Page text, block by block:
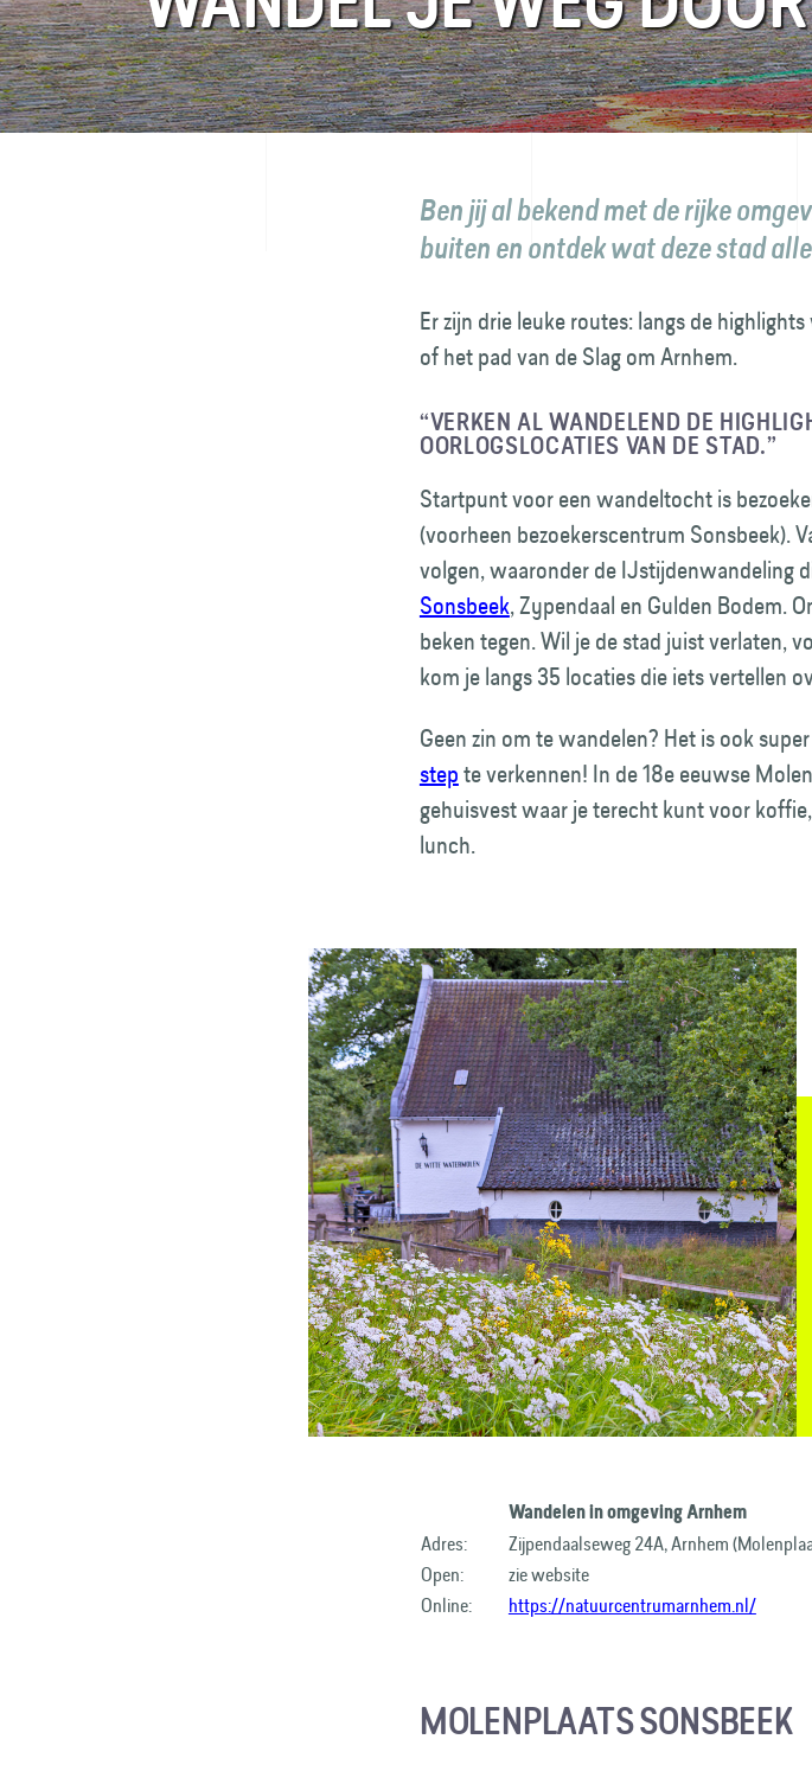
FAQ
Ben jij al bekend met de rijke
buiten en ontdek wat deze stad
Er zijn drie leuke routes: langs de
of het pad van de Slag om Arnhem.
“VERKEN AL WANDELEND DE
OORLOGSLOCATIES VAN DE STAD.”
Startpunt voor een wandeltocht is
(voorheen bezoekers­centrum Sonsbeek).
volgen, waaronder de IJstijdenwandeling
Sonsbeek, Zypendaal en Gulden Bodem.
beken tegen. Wil je de stad juist verlaten,
kom je langs 35 locaties die iets vertellen
Geen zin om te wandelen? Het is ook
stepte verkennen! In de 18e eeuwse
gehuisvest waar je terecht kunt voor
lunch.
Wandelen in omgeving Arnhem
Adres:
Zijpendaalseweg 24A, Arnhem
Open:
zie website
Online:
https://natuurcentrumarnhem.nl/
MOLENPLAATS SONSBEEK